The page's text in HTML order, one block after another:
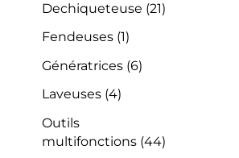
Dechiqueteuse (21)
Fendeuses (1)
Génératrices (6)
Laveuses (4)
Outils
multifonctions (44)